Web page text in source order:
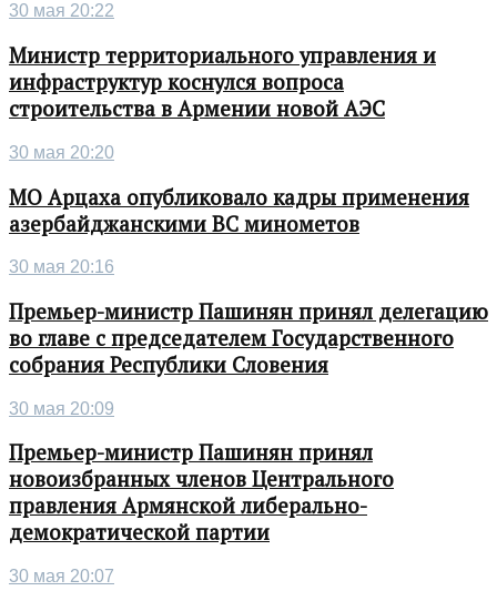
30 мая 20:22
Министр территориального управления и
инфраструктур коснулся вопроса
строительства в Армении новой АЭС
30 мая 20:20
МО Арцаха опубликовало кадры применения
азербайджанскими ВС минометов
30 мая 20:16
Премьер-министр Пашинян принял делегацию
во главе с председателем Государственного
собрания Республики Словения
30 мая 20:09
Премьер-министр Пашинян принял
новоизбранных членов Центрального
правления Армянской либерально-
демократической партии
30 мая 20:07